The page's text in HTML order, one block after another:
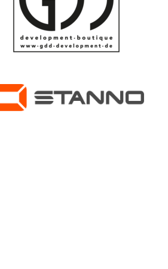
Regionsoberliga
D3-Jugend - Regionsklasse
2.Regionsklasse
wD-Jugend - Regionsliga